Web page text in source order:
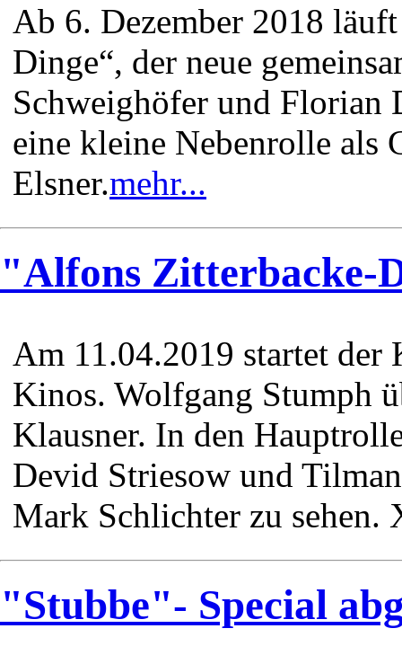
Ab 6. Dezember 2018
Dinge“, der neue
Schweighöfer und
eine kleine Nebenrolle als
Elsner.mehr...
"Alfons Zitterbacke-
Am 11.04.2019 startet
Kinos. Wolfgang Stumph
Klausner. In den
Devid Striesow und
Mark Schlichter zu
"Stubbe"- Special